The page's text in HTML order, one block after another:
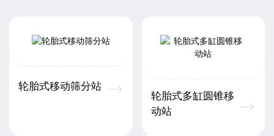
轮胎式移动筛分站
轮胎式多缸圆锥移
动站